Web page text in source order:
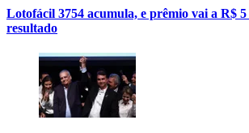
Lotofácil 3754 acumula, e prêmio vai a R$ 5
resultado